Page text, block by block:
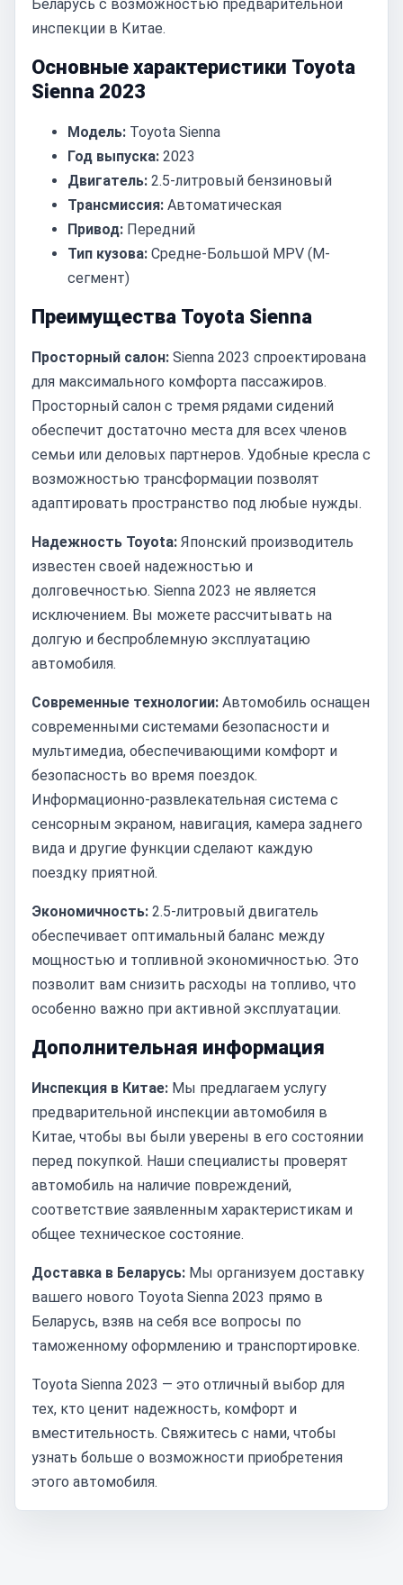
Беларусь с возможностью предварительной
инспекции в Китае.
Основные характеристики Toyota
Sienna 2023
Модель: Toyota Sienna
Год выпуска: 2023
Двигатель: 2.5-литровый бензиновый
Трансмиссия: Автоматическая
Привод: Передний
Тип кузова: Средне-Большой MPV (M-
сегмент)
Преимущества Toyota Sienna
Просторный салон: Sienna 2023 спроектирована
для максимального комфорта пассажиров.
Просторный салон с тремя рядами сидений
обеспечит достаточно места для всех членов
семьи или деловых партнеров. Удобные кресла с
возможностью трансформации позволят
адаптировать пространство под любые нужды.
Надежность Toyota: Японский производитель
известен своей надежностью и
долговечностью. Sienna 2023 не является
исключением. Вы можете рассчитывать на
долгую и беспроблемную эксплуатацию
автомобиля.
Современные технологии: Автомобиль оснащен
современными системами безопасности и
мультимедиа, обеспечивающими комфорт и
безопасность во время поездок.
Информационно-развлекательная система с
сенсорным экраном, навигация, камера заднего
вида и другие функции сделают каждую
поездку приятной.
Экономичность: 2.5-литровый двигатель
обеспечивает оптимальный баланс между
мощностью и топливной экономичностью. Это
позволит вам снизить расходы на топливо, что
особенно важно при активной эксплуатации.
Дополнительная информация
Инспекция в Китае: Мы предлагаем услугу
предварительной инспекции автомобиля в
Китае, чтобы вы были уверены в его состоянии
перед покупкой. Наши специалисты проверят
автомобиль на наличие повреждений,
соответствие заявленным характеристикам и
общее техническое состояние.
Доставка в Беларусь: Мы организуем доставку
вашего нового Toyota Sienna 2023 прямо в
Беларусь, взяв на себя все вопросы по
таможенному оформлению и транспортировке.
Toyota Sienna 2023 — это отличный выбор для
тех, кто ценит надежность, комфорт и
вместительность. Свяжитесь с нами, чтобы
узнать больше о возможности приобретения
этого автомобиля.